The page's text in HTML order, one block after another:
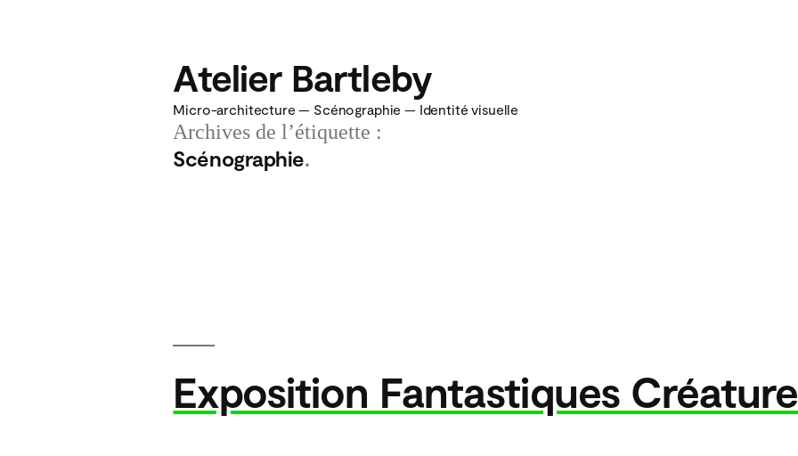
Atelier Bartleby
Micro-architecture — Scénographie — Identité visuelle
Archives de l’étiquette :
Scénographie
Exposition Fantastiques